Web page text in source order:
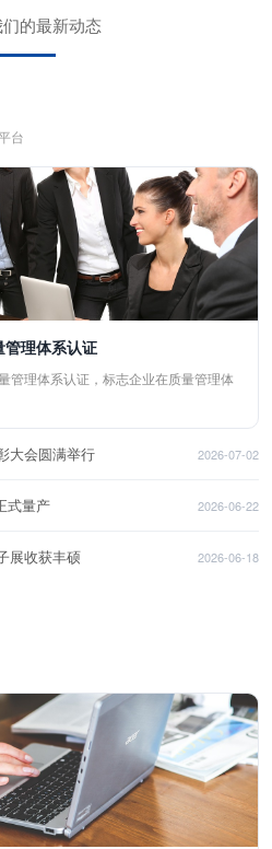
的最新动态
台
管理体系认证
管理体系认证，标志企业在质量管理体
大会圆满举行 2026-07-02
式量产 2026-06-22
展收获丰硕 2026-06-18